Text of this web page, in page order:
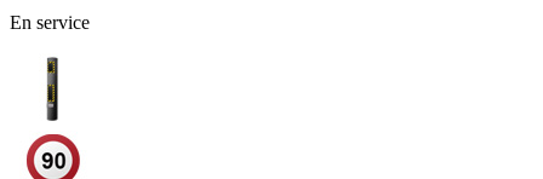
En service